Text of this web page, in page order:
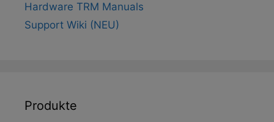
Hardware TRM Manuals
Support Wiki (NEU)
Produkte